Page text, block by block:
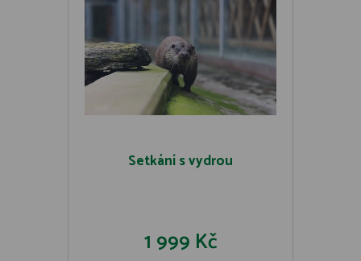
Setkání s vydrou
1 999 Kč